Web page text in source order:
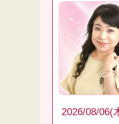
2026/08/06(